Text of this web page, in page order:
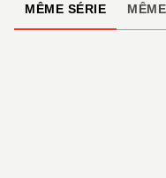
MÊME SÉRIE